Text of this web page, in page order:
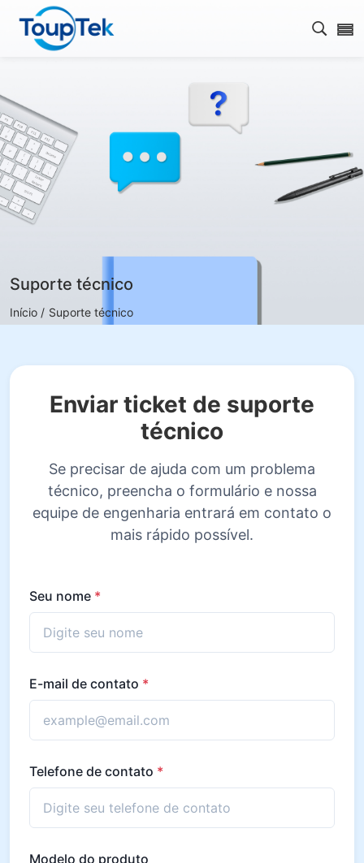
Abrir
Suporte técnico
Início / Suporte técnico
Enviar ticket de suporte
técnico
Se precisar de ajuda com um problema
técnico, preencha o formulário e nossa
equipe de engenharia entrará em contato o
mais rápido possível.
Seu nome *
E-mail de contato *
Telefone de contato *
Modelo do produto